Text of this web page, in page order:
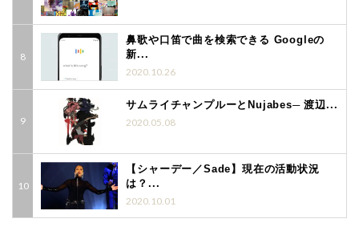
鼻歌や口笛で曲を検索できる Googleの
新...
2020.10.26
サムライチャンプルーとNujabes─ 渡辺...
2020.05.08
【シャーデー／Sade】現在の活動状況
は？...
2020.10.01